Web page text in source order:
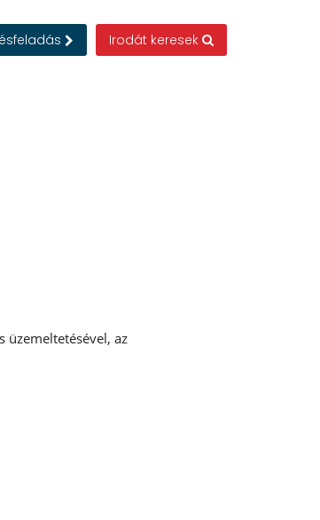
Irodát keresek
üzemeltetésével, az